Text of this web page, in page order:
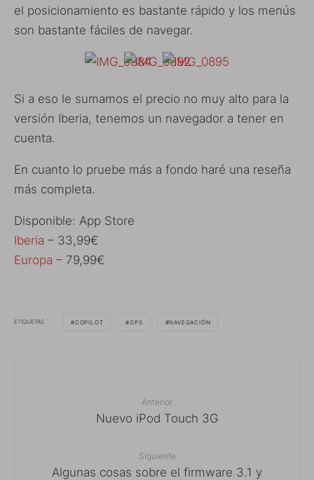
el posicionamiento es bastante rápido y los menús
son bastante fáciles de navegar.
Si a eso le sumamos el precio no muy alto para la
versión Iberia, tenemos un navegador a tener en
cuenta.
En cuanto lo pruebe más a fondo haré una reseña
más completa.
Disponible: App Store
Iberia – 33,99€
Europa – 79,99€
ETIQUETAS COPILOT GPS NAVEGACIÓN
Anterior
Nuevo iPod Touch 3G
Siguiente
Algunas cosas sobre el firmware 3.1 y